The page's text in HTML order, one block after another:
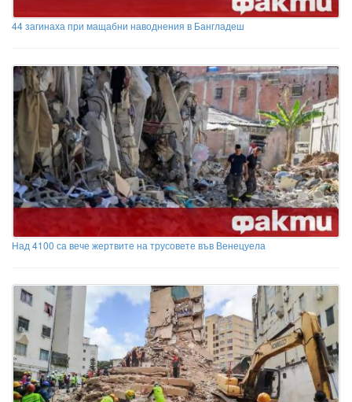
44 загинаха при мащабни наводнения в Бангладеш
Над 4100 са вече жертвите на трусовете във Венецуела